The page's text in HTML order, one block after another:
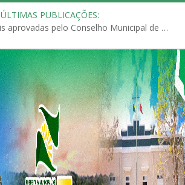
ÚLTIMAS PUBLICAÇÕES:
Políticas Municipais aprovadas pelo Conselho Municipal de Educação (CME)